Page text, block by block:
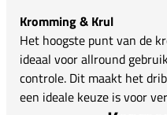
Kromming & Krul
Het hoogste punt van de
ideaal voor allround
controle. Dit maakt het
een ideale keuze is voor